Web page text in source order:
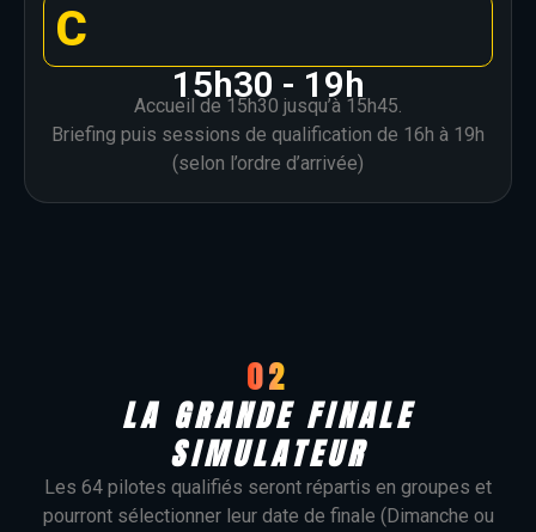
C
15h30 - 19h
Accueil de 15h30 jusqu’à 15h45.
Briefing puis sessions de qualification de 16h à 19h
(selon l’ordre d’arrivée)
02
LA GRANDE FINALE
SIMULATEUR
Les 64 pilotes qualifiés seront répartis en groupes et
pourront sélectionner leur date de finale (Dimanche ou